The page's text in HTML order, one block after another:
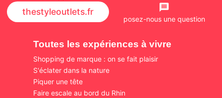
thestyleoutlets.fr
posez-nous une question
Toutes les expériences à vivre
Shopping de marque : on se fait plaisir
S'éclater dans la nature
Piquer une tête
Faire escale au bord du Rhin